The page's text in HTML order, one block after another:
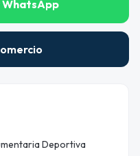
WhatsApp
Deportiva